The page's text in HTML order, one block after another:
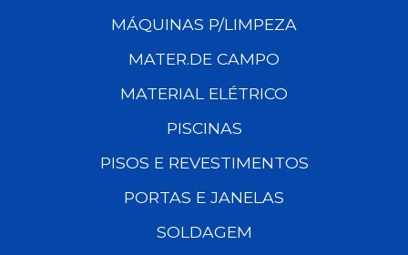
MÁQUINAS P/LIMPEZA
MATER.DE CAMPO
MATERIAL ELÉTRICO
PISCINAS
PISOS E REVESTIMENTOS
PORTAS E JANELAS
SOLDAGEM